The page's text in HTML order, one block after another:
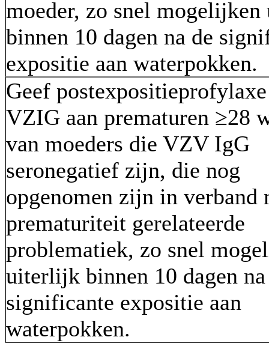
moeder, zo snel
binnen 10 dagen na de
expositie aan waterpokken.
Geef
VZIG aan prematuren ≥28
van moeders die VZV IgG
seronegatief zijn, die nog
opgenomen zijn in verband
prematuriteit gerelateerde
problematiek, zo snel
uiterlijk binnen 10 dagen na
significante expositie aan
waterpokken.